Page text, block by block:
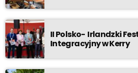
II Polsko- Irlandzki
Integracyjny w Kerry